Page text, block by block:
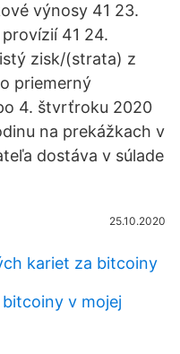
výnosy 41 23.
41 24.
zisk/(strata) z
priemerný
4. štvrťroku 2020
na prekážkach v
dostáva v súlade
25.10.2020
kariet za bitcoiny
v mojej